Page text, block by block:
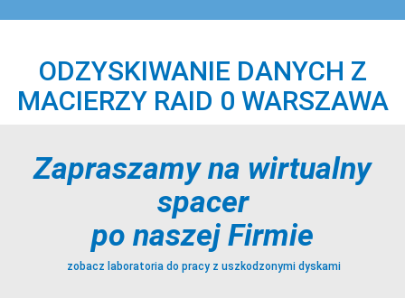
ODZYSKIWANIE DANYCH Z
MACIERZY RAID 0 WARSZAWA
Zapraszamy na wirtualny
spacer
po naszej Firmie
zobacz laboratoria do pracy z uszkodzonymi dyskami